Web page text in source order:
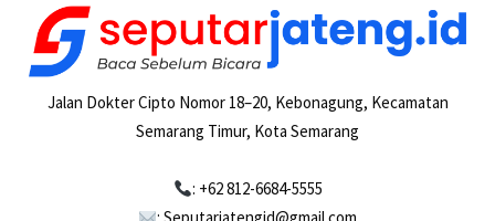
Jalan Dokter Cipto Nomor 18–20, Kebonagung, Kecamatan
Semarang Timur, Kota Semarang
: +62 812-6684-5555